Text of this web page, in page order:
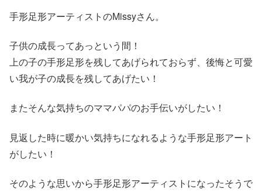
手形足形アーティストのMissyさん。
子供の成長ってあっという間！
上の子の手形足形を残してあげられておらず、後悔と可愛
い我が子の成長を残してあげたい！
またそんな気持ちのママパパのお手伝いがしたい！
見返した時に暖かい気持ちになれるような手形足形アート
がしたい！
そのような思いから手形足形アーティストになったそうで